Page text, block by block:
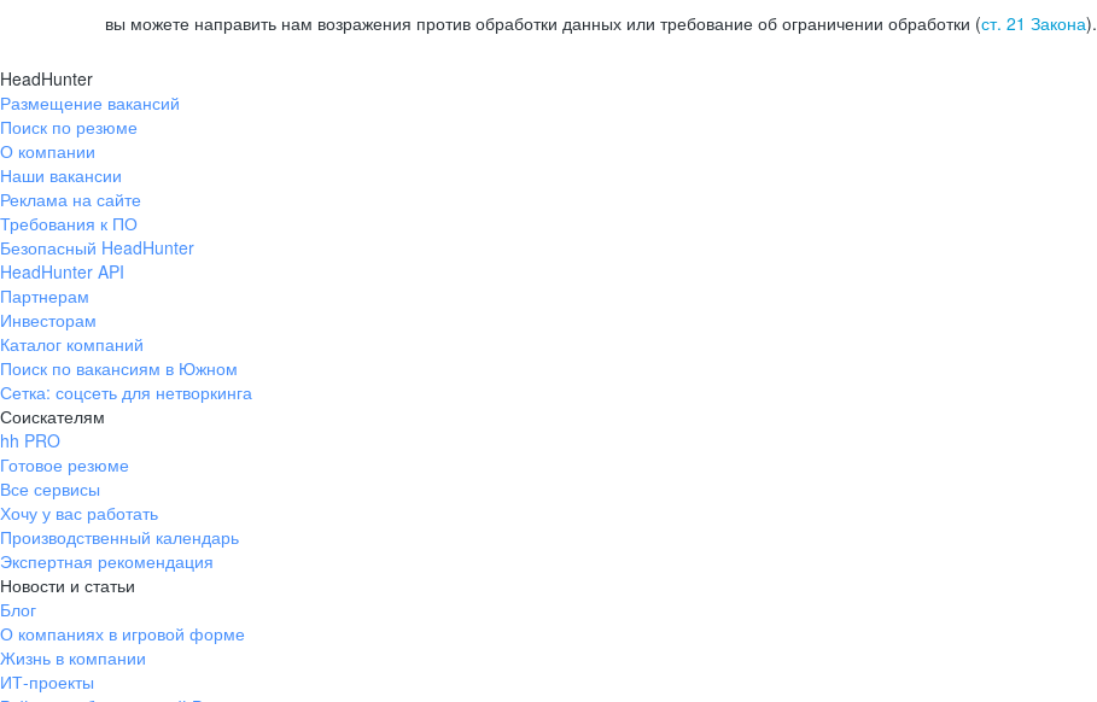
вы можете направить нам возражения против обработки данных или требование об ограничении обработки (ст. 21 Закона).
HeadHunter
Размещение вакансий
Поиск по резюме
О компании
Наши вакансии
Реклама на сайте
Требования к ПО
Безопасный HeadHunter
HeadHunter API
Партнерам
Инвесторам
Каталог компаний
Поиск по вакансиям в Южном
Сетка: соцсеть для нетворкинга
Соискателям
hh PRO
Готовое резюме
Все сервисы
Хочу у вас работать
Производственный календарь
Экспертная рекомендация
Новости и статьи
Блог
О компаниях в игровой форме
Жизнь в компании
ИТ-проекты